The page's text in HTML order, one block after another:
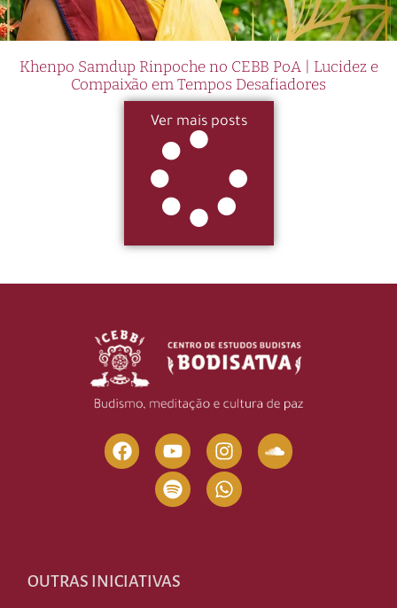
Khenpo Samdup Rinpoche no CEBB PoA | Lucidez e
Compaixão em Tempos Desafiadores
Ver mais posts
OUTRAS INICIATIVAS